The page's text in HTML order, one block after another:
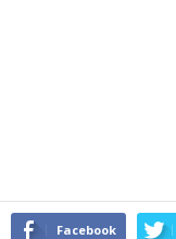
Facebook